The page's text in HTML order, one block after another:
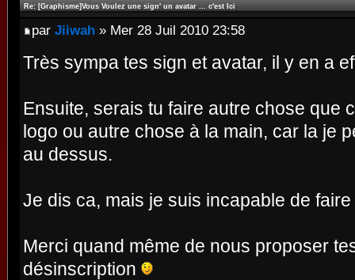
Re: [Graphisme]Vous Voulez une sign' un avatar ... c'est Ici
par Jiiwah » Mer 28 Juil 2010 23:58
Très sympa tes sign et avatar, il y en a
Ensuite, serais tu faire autre chose que
logo ou autre chose à la main, car la je
au dessus.
Je dis ca, mais je suis incapable de
Merci quand même de nous proposer
désinscription